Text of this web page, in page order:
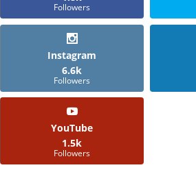
Followers
Instagram
6.6k
Followers
YouTube
1.5k
Followers